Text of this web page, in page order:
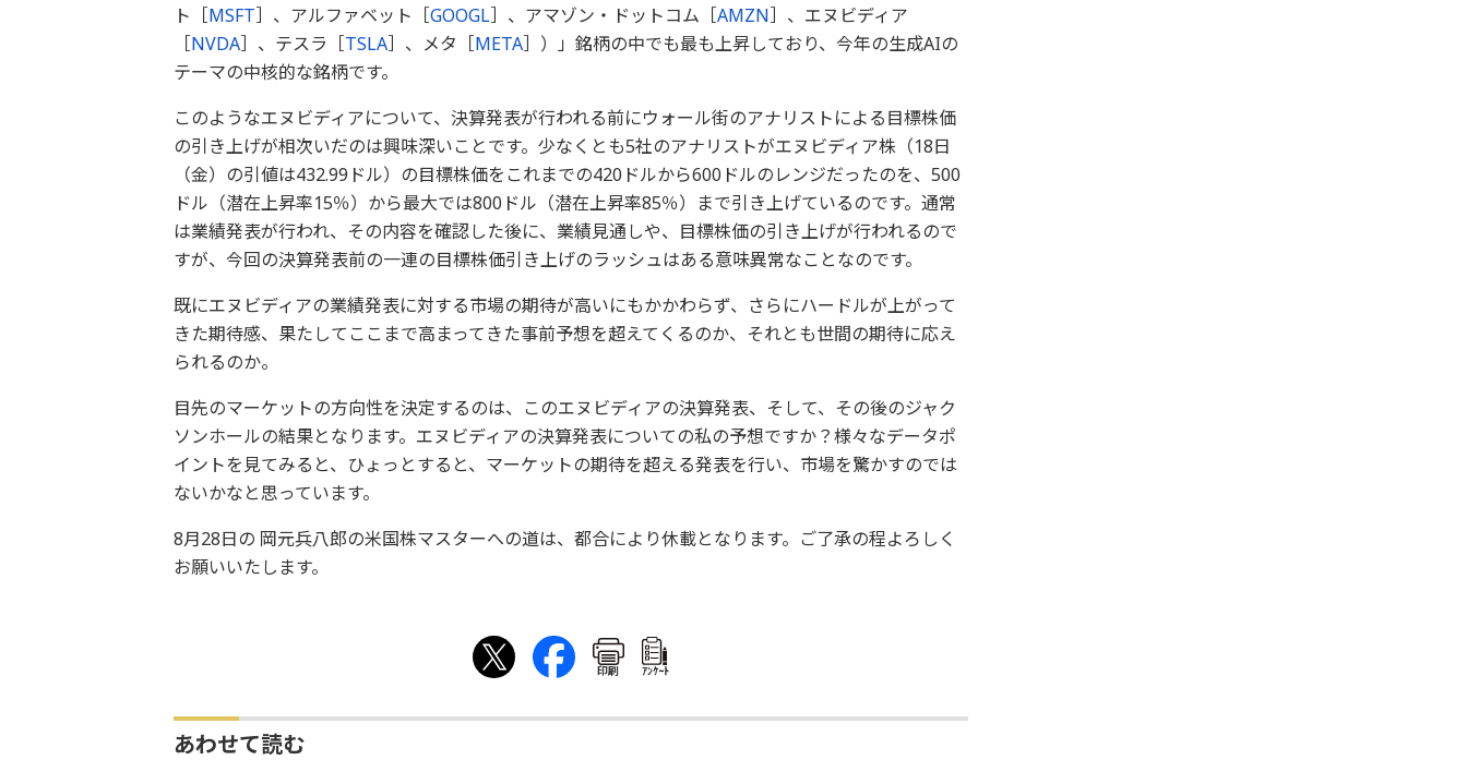
ト［MSFT］、アルファベット［GOOGL］、アマゾン・ドットコム［AMZN］、エヌビディア
［NVDA］、テスラ［TSLA］、メタ［META］）」銘柄の中でも最も上昇しており、今年の生成AIの
テーマの中核的な銘柄です。
このようなエヌビディアについて、決算発表が行われる前にウォール街のアナリストによる目標株価
の引き上げが相次いだのは興味深いことです。少なくとも5社のアナリストがエヌビディア株（18日
（金）の引値は432.99ドル）の目標株価をこれまでの420ドルから600ドルのレンジだったのを、500
ドル（潜在上昇率15％）から最大では800ドル（潜在上昇率85％）まで引き上げているのです。通常
は業績発表が行われ、その内容を確認した後に、業績見通しや、目標株価の引き上げが行われるので
すが、今回の決算発表前の一連の目標株価引き上げのラッシュはある意味異常なことなのです。
既にエヌビディアの業績発表に対する市場の期待が高いにもかかわらず、さらにハードルが上がって
きた期待感、果たしてここまで高まってきた事前予想を超えてくるのか、それとも世間の期待に応え
られるのか。
目先のマーケットの方向性を決定するのは、このエヌビディアの決算発表、そして、その後のジャク
ソンホールの結果となります。エヌビディアの決算発表についての私の予想ですか？様々なデータポ
イントを見てみると、ひょっとすると、マーケットの期待を超える発表を行い、市場を驚かすのでは
ないかなと思っています。
8月28日の 岡元兵八郎の米国株マスターへの道は、都合により休載となります。ご了承の程よろしく
お願いいたします。
印刷 ｱﾝｹｰﾄ
あわせて読む